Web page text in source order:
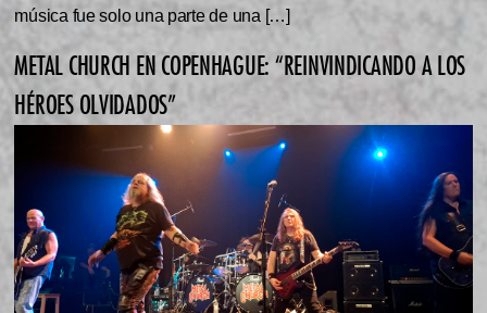
música fue solo una parte de una […]
METAL CHURCH EN COPENHAGUE: “REINVINDICANDO A LOS
HÉROES OLVIDADOS”